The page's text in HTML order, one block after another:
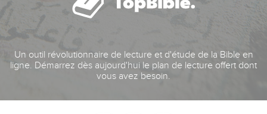
Un outil révolutionnaire de lecture et d'étude de la Bible en
ligne. Démarrez dès aujourd'hui le plan de lecture offert dont
vous avez besoin.